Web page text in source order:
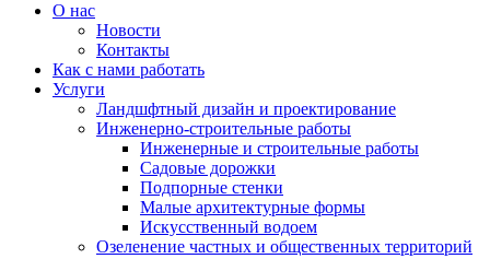
О нас
Новости
Контакты
Как с нами работать
Услуги
Ландшфтный дизайн и проектирование
Инженерно-строительные работы
Инженерные и строительные работы
Садовые дорожки
Подпорные стенки
Малые архитектурные формы
Искусственный водоем
Озеленение частных и общественных территорий